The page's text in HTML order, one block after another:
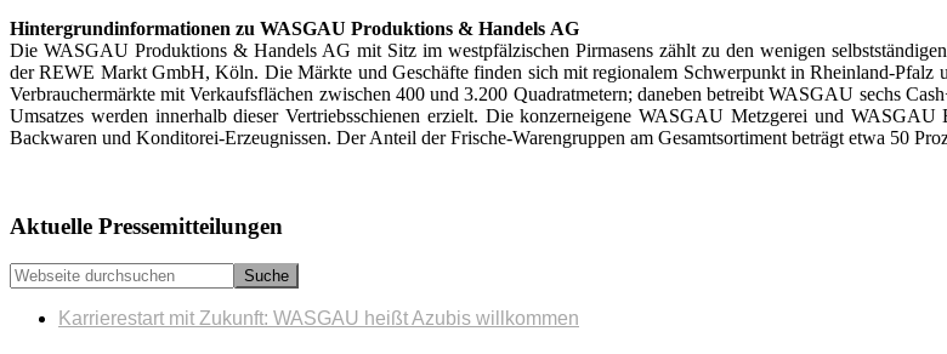
Hintergrundinformationen zu WASGAU Produktions & Handels AG
Die WASGAU Produktions & Handels AG mit Sitz im westpfälzischen Pirmasens zählt zu den wenigen
der REWE Markt GmbH, Köln. Die Märkte und Geschäfte finden sich mit regionalem Schwerpunkt in Rheinland-
Verbraucher­märkte mit Verkaufsflächen zwischen 400 und 3.200 Quadratmetern; daneben betreibt WASGAU sechs
Umsatzes werden innerhalb dieser Vertriebsschienen erzielt. Die konzerneigene WASGAU Metzgerei und
Backwaren und Konditorei-Erzeugnissen. Der Anteil der Frische-Warengruppen am Gesamtsortiment beträgt etwa 50
Seitenspalte
Aktuelle Pressemitteilungen
Webseite
durchsuchen
Karrierestart mit Zukunft: WASGAU heißt Azubis willkommen